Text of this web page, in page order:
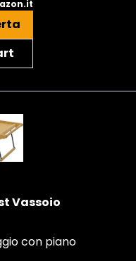
Vassoio
con piano